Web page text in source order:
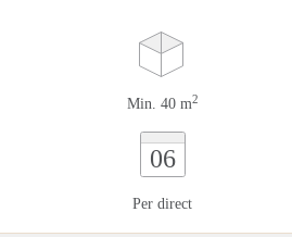
Min. 40 m2
06
Per direct